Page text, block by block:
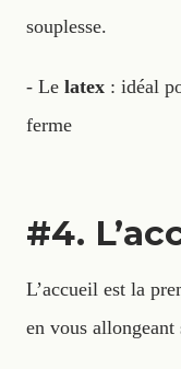
souplesse.
- Le latex : idéal
ferme
#4.
L’accueil est la
en vous allongeant